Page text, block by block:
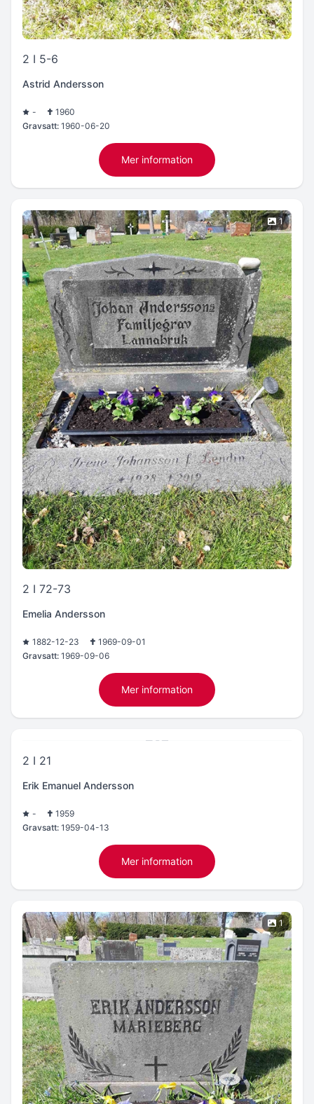
2 I 5-6
Astrid Andersson
-
1960
Gravsatt: 1960-06-20
Mer information
1
2 I 72-73
Emelia Andersson
1882-12-23
1969-09-01
Gravsatt: 1969-09-06
Mer information
2 I 21
Erik Emanuel Andersson
-
1959
Gravsatt: 1959-04-13
Mer information
1